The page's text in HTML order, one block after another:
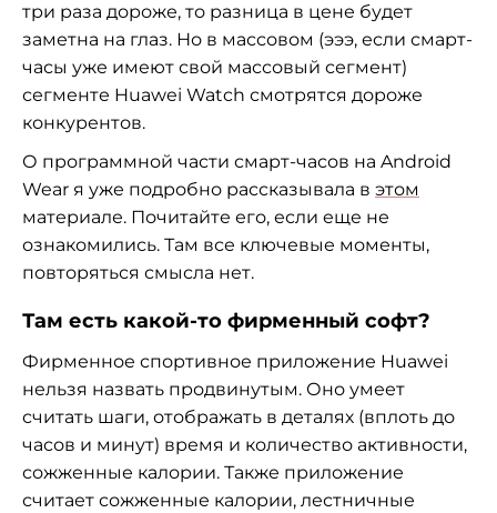
три раза дороже, то разница в цене будет
заметна на глаз. Но в массовом (эээ, если смарт-
часы уже имеют свой массовый сегмент)
сегменте Huawei Watch смотрятся дороже
конкурентов.
О программной части смарт-часов на Android
Wear я уже подробно рассказывала в этом
материале. Почитайте его, если еще не
ознакомились. Там все ключевые моменты,
повторяться смысла нет.
Там есть какой-то фирменный софт?
Фирменное спортивное приложение Huawei
нельзя назвать продвинутым. Оно умеет
считать шаги, отображать в деталях (вплоть до
часов и минут) время и количество активности,
сожженные калории. Также приложение
считает сожженные калории, лестничные